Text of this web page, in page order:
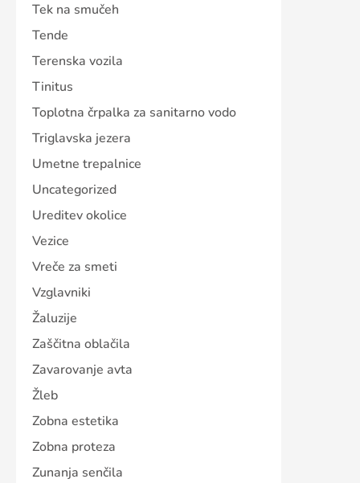
Tek na smučeh
Tende
Terenska vozila
Tinitus
Toplotna črpalka za sanitarno vodo
Triglavska jezera
Umetne trepalnice
Uncategorized
Ureditev okolice
Vezice
Vreče za smeti
Vzglavniki
Žaluzije
Zaščitna oblačila
Zavarovanje avta
Žleb
Zobna estetika
Zobna proteza
Zunanja senčila